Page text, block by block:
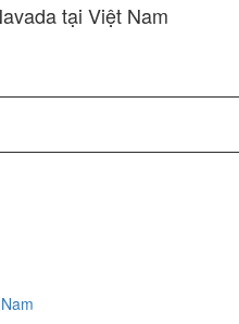
tại Việt Nam